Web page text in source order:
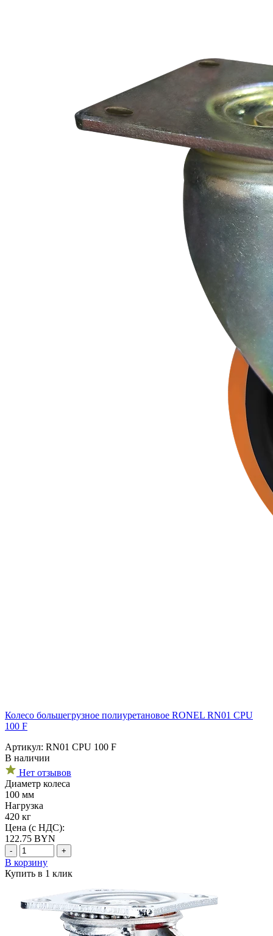
Колесо большегрузное полиуретановое RONEL RN01 CPU
100 F
Артикул: RN01 CPU 100 F
В наличии
Нет отзывов
Диаметр колеса
100 мм
Нагрузка
420 кг
Цена (с НДС):
122.75 BYN
- +
В корзину
Купить в 1 клик